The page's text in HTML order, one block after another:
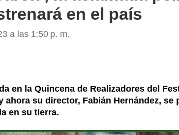
en el país
a las 1:50 p. m.
esta noticia
en la Quincena de Realizadores del
ahora su director, Fabián Hernández, se
en su tierra.